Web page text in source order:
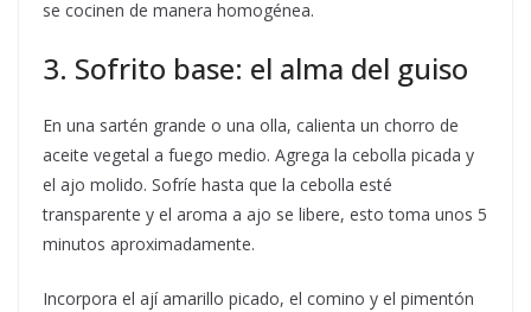
se cocinen de manera homogénea.
3. Sofrito base: el alma del guiso
En una sartén grande o una olla, calienta un chorro de
aceite vegetal a fuego medio. Agrega la cebolla picada y
el ajo molido. Sofríe hasta que la cebolla esté
transparente y el aroma a ajo se libere, esto toma unos 5
minutos aproximadamente.
Incorpora el ají amarillo picado, el comino y el pimentón